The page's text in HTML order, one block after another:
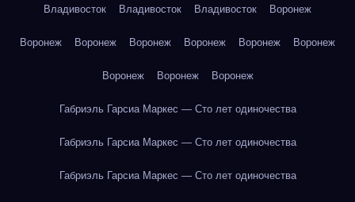
Владивосток Владивосток Владивосток Воронеж
Воронеж Воронеж Воронеж Воронеж Воронеж Воронеж
Воронеж Воронеж Воронеж
Габриэль Гарсиа Маркес — Сто лет одиночества
Габриэль Гарсиа Маркес — Сто лет одиночества
Габриэль Гарсиа Маркес — Сто лет одиночества